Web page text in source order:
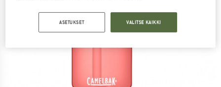
ASETUKSET VALITSE KAIKKI